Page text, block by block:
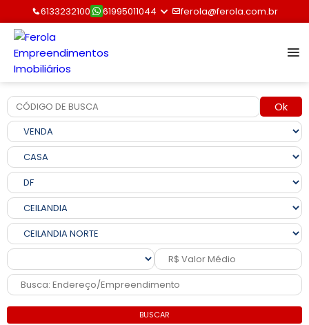
6133232100 61995011044 ferola@ferola.com.br
Ok
BUSCAR